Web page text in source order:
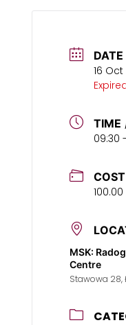
DATE
16
TIME
09:30
COST
100.00
MSK:
Centre
Stawowa 28,